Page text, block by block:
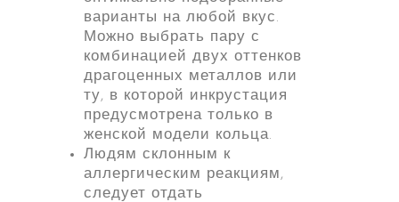
варианты на любой вкус.
Можно выбрать пару с
комбинацией двух оттенков
драгоценных металлов или
ту, в которой инкрустация
предусмотрена только в
женской модели кольца.
Людям склонным к
аллергическим реакциям,
следует отдать